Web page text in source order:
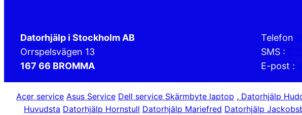
Datorhjälp i Stockholm AB
Orrspelsvägen 13
167 66 BROMMA
Telefon
SMS :
E-post :
Acer service Asus Service Dell service Skärmbyte laptop , Datorhjälp
Huvudsta Datorhjälp Hornstull Datorhjälp Mariefred Datorhjälp